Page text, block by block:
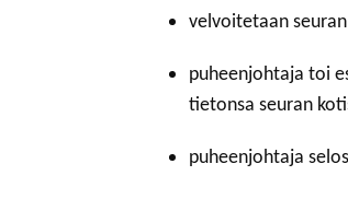
velvoitetaan
puheenjohtaja toi
tietonsa seuran
puheenjohtaja